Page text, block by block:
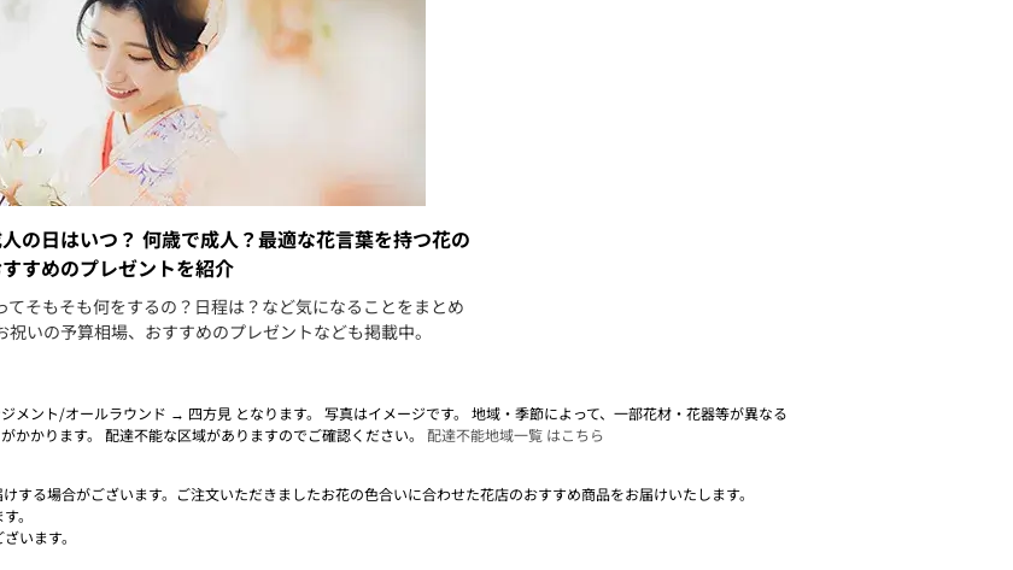
の日はいつ？ 何歳で成人？最適な花言葉を持つ花の
すめのプレゼントを紹介
てそもそも何をするの？日程は？など気になることをまとめ
祝いの予算相場、おすすめのプレゼントなども掲載中。
メント/オールラウンド → 四方見 となります。 写真はイメージです。 地域・季節によって、一部花材・花器等が異なる
かかります。 配達不能な区域がありますのでご確認ください。 配達不能地域一覧 はこちら
する場合がございます。ご注文いただきましたお花の色合いに合わせた花店のおすすめ商品をお届けいたします。
。
います。